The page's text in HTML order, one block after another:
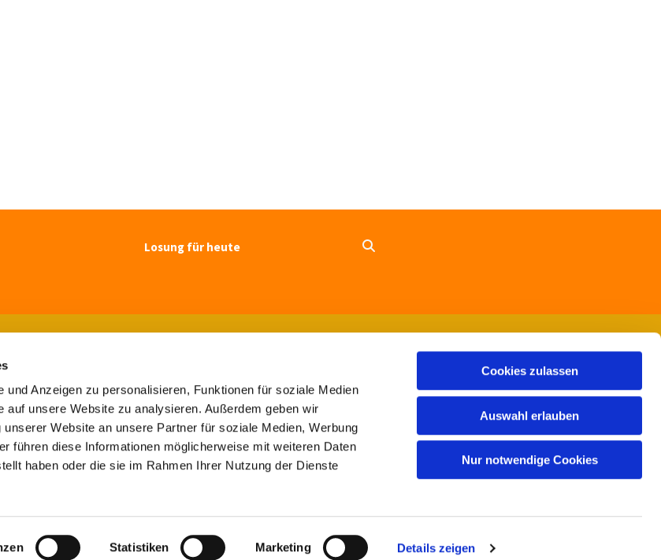
und Anzeigen zu personalisieren, Funktionen für soziale Medien
auf unsere Website zu analysieren. Außerdem geben wir
Website an unsere Partner für soziale Medien, Werbung
führen diese Informationen möglicherweise mit weiteren Daten
haben oder die sie im Rahmen Ihrer Nutzung der Dienste
Statistiken Marketing Details zeigen
Cookies zulassen
Auswahl erlauben
Nur notwendige Cookies
Losung für heute
buero@maluki-blomberg.de
Kontaktinformationen Impressum
Kontaktinformationen Impressum